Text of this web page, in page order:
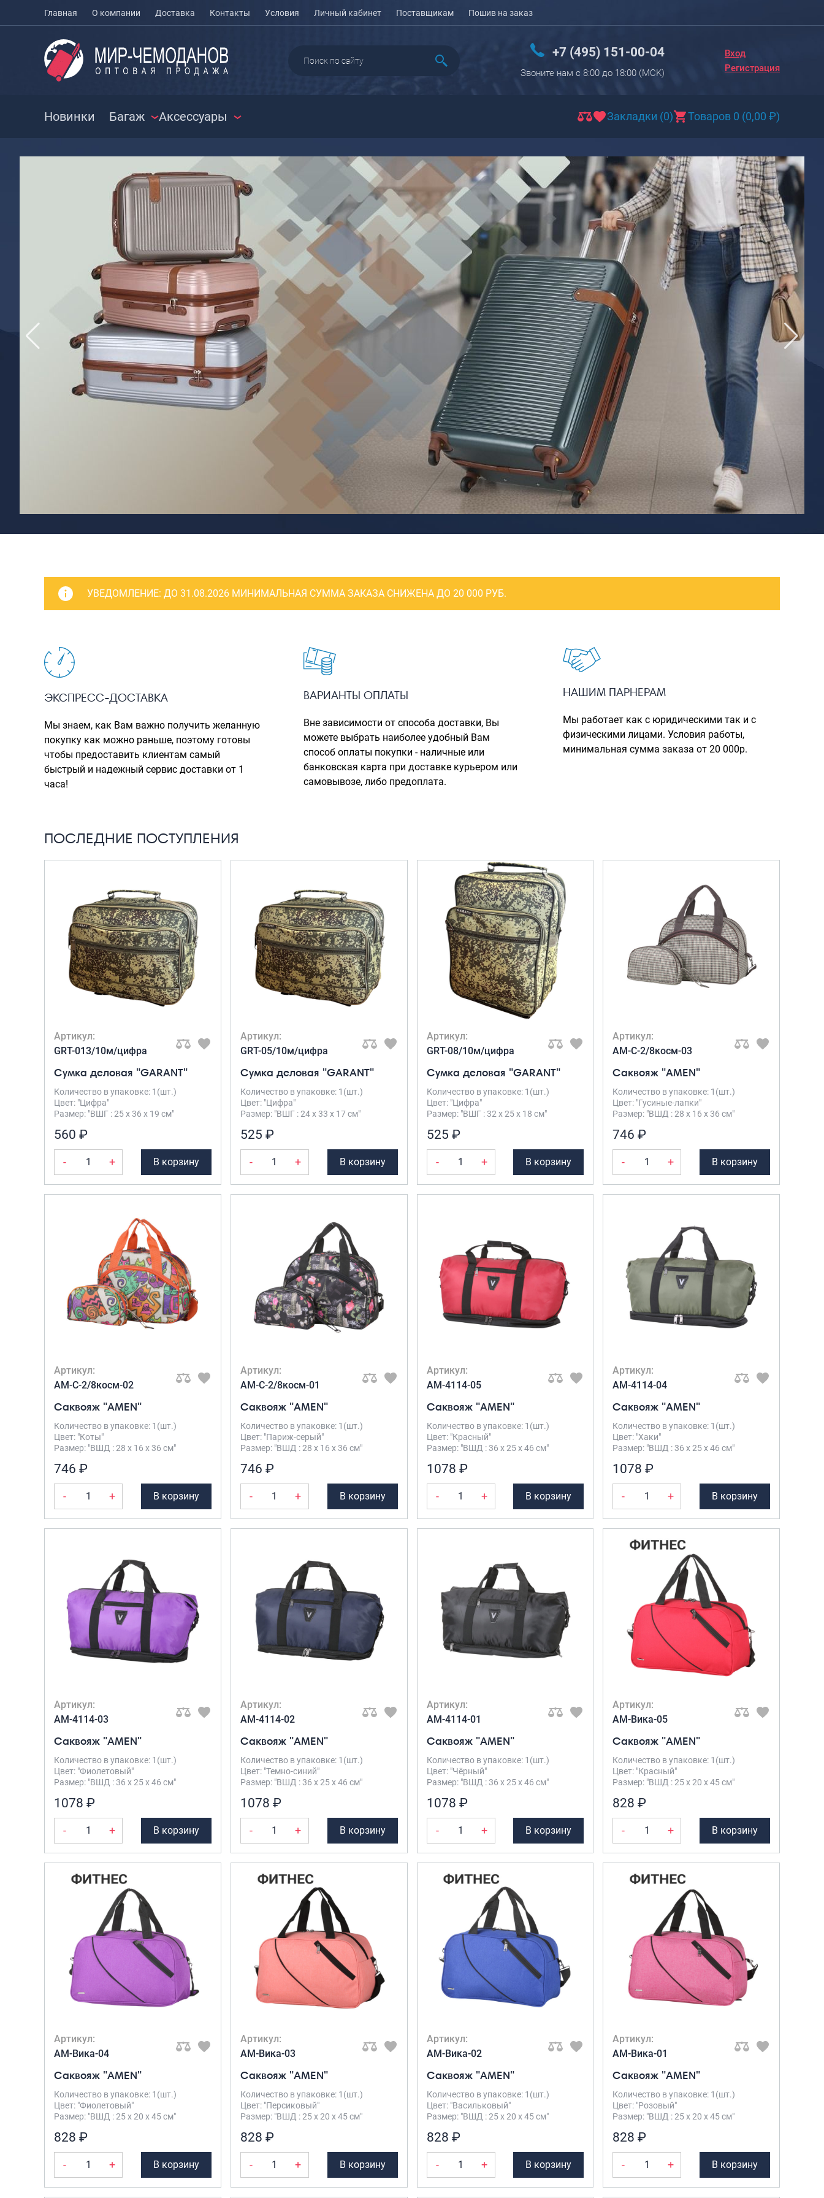
Главная О компании Доставка Контакты Условия Личный кабинет Поставщикам Пошив на заказ
+7 (495) 151-00-04
Звоните нам с 8:00 до 18:00 (МCK)
Вход
Регистрация
Новинки Багаж
ЧЕМОДАНЫ
Чемоданы на колесах
Чемоданы детские
Чемоданы для
животных
Пилоты на колесах
Рюкзаки детские для
детских чемоданов
Бьюти-кейсы
САКВОЯЖИ
РАСПРОДАЖА
СУМКИ
Сумки колесные
Сумки спортивные
Сумки деловые
Сумки поясные
Сумки пляжные
Сумки для ноутбуков
Сумки-тележки
хозяйственные
Сумки-рюкзаки на
колёсах
Сумки детские
РЮКЗАКИ
Рюкзаки городские
Рюкзаки школьные
Рюкзаки
подростковые
Ранцы школьные
Рюкзаки детские
Рюкзаки
туристические
Рюкзаки для охоты-
рыбалки
Рюкзаки на колесах
ШОППЕРЫ
КЕЙСЫ И ПЛАНШЕТЫ
Кейсы
Планшеты
ПОРТПЛЕДЫ
Аксессуары
ЧЕХЛЫ ДЛЯ
ЧЕМОДАНОВ
МЕШКИ ДЛЯ ОБУВИ
ПЕНАЛЫ ДЛЯ ШКОЛЫ
Закладки (0) Товаров 0 (0,00 ₽)
Новинки
Чемоданы на колесах
Чемоданы для животных
Пилоты на колесах
Рюкзаки детские для детских
чемоданов
Бьюти-кейсы
САКВОЯЖИ
РАСПРОДАЖА
Сумки колесные
Сумки спортивные
Сумки деловые
Сумки поясные
Сумки пляжные
Сумки для ноутбуков
Сумки-тележки хозяйственные
Сумки-рюкзаки на колёсах
Рюкзаки для охоты-рыбалки
Рюкзаки на колесах
ШОППЕРЫ
Мешки для обуви
Пеналы для школы
Новинки
Багаж
Чемоданы детские
Пилоты на колесах
Рюкзаки детские для детских
Бьюти-кейсы
Саквояжи
Сумки
Сумки спортивные
Сумки пляжные
Сумки для ноутбуков
Сумки-тележки хозяйственные
Сумки-рюкзаки на колёсах
Сумки детские
Рюкзаки
Рюкзаки подростковые
Ранцы школьные
Рюкзаки детские
Рюкзаки туристические
Рюкзаки для охоты-рыбалки
Кейсы и планшеты
Планшеты
Аксессуары
Чехлы для чемоданов
Мешки для обуви
Пеналы для школы
УВЕДОМЛЕНИЕ: ДО 31.08.2026 МИНИМАЛЬНАЯ СУММА ЗАКАЗА СНИЖЕНА ДО 20 000 РУБ.
ЭКСПРЕСС-ДОСТАВКА
Мы знаем, как Вам важно получить желанную
покупку как можно раньше, поэтому готовы
чтобы предоставить клиентам самый
быстрый и надежный сервис доставки от 1
часа!
ВАРИАНТЫ ОПЛАТЫ
Вне зависимости от способа доставки, Вы
можете выбрать наиболее удобный Вам
способ оплаты покупки - наличные или
банковская карта при доставке курьером или
самовывозе, либо предоплата.
НАШИМ ПАРНЕРАМ
Мы работает как с юридическими так и с
физическими лицами. Условия работы,
минимальная сумма заказа от 20 000р.
ПОСЛЕДНИЕ ПОСТУПЛЕНИЯ
Артикул:
GRT-013/10м/цифра
Сумка деловая "GARANT"
Количество в упаковке: 1(шт.)
Цвет: "Цифра"
Размер: "ВШГ : 25 х 36 х 19 см"
560 ₽
- + В корзину
Артикул:
GRT-05/10м/цифра
Сумка деловая "GARANT"
Количество в упаковке: 1(шт.)
Цвет: "Цифра"
Размер: "ВШГ : 24 х 33 х 17 см"
525 ₽
- + В корзину
Артикул:
GRT-08/10м/цифра
Сумка деловая "GARANT"
Количество в упаковке: 1(шт.)
Цвет: "Цифра"
Размер: "ВШГ : 32 х 25 х 18 см"
525 ₽
- + В корзину
Артикул:
AM-C-2/8косм-03
Саквояж "AMEN"
Количество в упаковке: 1(шт.)
Цвет: "Гусиные-лапки"
Размер: "ВШД : 28 х 16 х 36 см"
746 ₽
- + В корзину
Артикул:
AM-C-2/8косм-02
Саквояж "AMEN"
Количество в упаковке: 1(шт.)
Цвет: "Коты"
Размер: "ВШД : 28 х 16 х 36 см"
746 ₽
- + В корзину
Артикул:
AM-C-2/8косм-01
Саквояж "AMEN"
Количество в упаковке: 1(шт.)
Цвет: "Париж-серый"
Размер: "ВШД : 28 х 16 х 36 см"
746 ₽
- + В корзину
Артикул:
AM-4114-05
Саквояж "AMEN"
Количество в упаковке: 1(шт.)
Цвет: "Красный"
Размер: "ВШД : 36 х 25 х 46 см"
1078 ₽
- + В корзину
Артикул:
AM-4114-04
Саквояж "AMEN"
Количество в упаковке: 1(шт.)
Цвет: "Хаки"
Размер: "ВШД : 36 х 25 х 46 см"
1078 ₽
- + В корзину
Артикул:
AM-4114-03
Саквояж "AMEN"
Количество в упаковке: 1(шт.)
Цвет: "Фиолетовый"
Размер: "ВШД : 36 х 25 х 46 см"
1078 ₽
- + В корзину
Артикул:
AM-4114-02
Саквояж "AMEN"
Количество в упаковке: 1(шт.)
Цвет: "Темно-синий"
Размер: "ВШД : 36 х 25 х 46 см"
1078 ₽
- + В корзину
Артикул:
AM-4114-01
Саквояж "AMEN"
Количество в упаковке: 1(шт.)
Цвет: "Чёрный"
Размер: "ВШД : 36 х 25 х 46 см"
1078 ₽
- + В корзину
Артикул:
AM-Вика-05
Саквояж "AMEN"
Количество в упаковке: 1(шт.)
Цвет: "Красный"
Размер: "ВШД : 25 х 20 х 45 см"
828 ₽
- + В корзину
Артикул:
AM-Вика-04
Саквояж "AMEN"
Количество в упаковке: 1(шт.)
Цвет: "Фиолетовый"
Размер: "ВШД : 25 х 20 х 45 см"
828 ₽
- + В корзину
Артикул:
AM-Вика-03
Саквояж "AMEN"
Количество в упаковке: 1(шт.)
Цвет: "Персиковый"
Размер: "ВШД : 25 х 20 х 45 см"
828 ₽
- + В корзину
Артикул:
AM-Вика-02
Саквояж "AMEN"
Количество в упаковке: 1(шт.)
Цвет: "Васильковый"
Размер: "ВШД : 25 х 20 х 45 см"
828 ₽
- + В корзину
Артикул:
AM-Вика-01
Саквояж "AMEN"
Количество в упаковке: 1(шт.)
Цвет: "Розовый"
Размер: "ВШД : 25 х 20 х 45 см"
828 ₽
- + В корзину